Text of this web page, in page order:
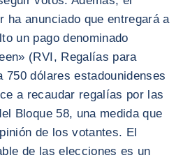
ha anunciado que entregará a
un pago denominado
(RVI, Regalías para
750 dólares estadounidenses
a recaudar regalías por las
Bloque 58, una medida que
de los votantes. El
de las elecciones es un